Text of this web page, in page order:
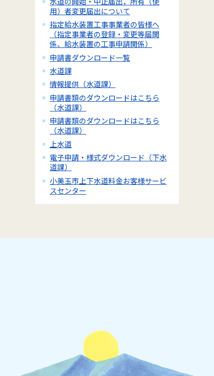
用）者変更届出について
指定給水装置工事事業者の皆様へ
（指定事業者の登録・変更等届関
係、給水装置の工事申請関係）
申請書ダウンロード一覧
水道課
情報提供（水道課）
申請書類のダウンロードはこちら
（水道課）
申請書類のダウンロードはこちら
（水道課）
上水道
電子申請・様式ダウンロード（下水
道課）
小美玉市上下水道料金お客様サービ
スセンター